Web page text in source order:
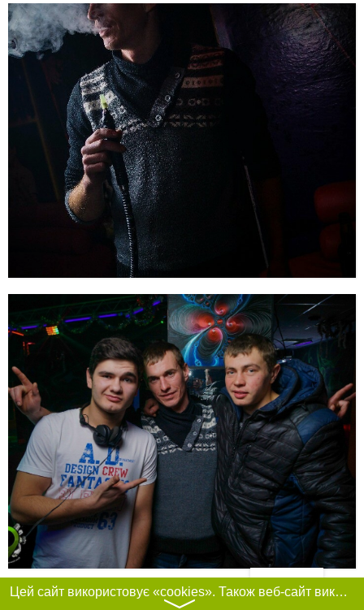
Фільтри
Цей сайт використовує «cookies». Також веб-сайт використовує інтернет-сервіс для збору технічних даних стосовно відвідувачів з метою отримання маркетингової та статистичної інформації. Умови обробки даних відвідувачів сайту див.
〉